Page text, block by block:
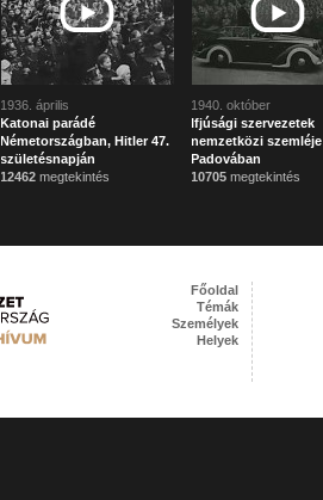
1936. április
Katonai parádé
Németországban, Hitler 47.
születésnapján
12462 megtekintés
1940. október
Ifjúsági szervezetek
nemzetközi szemléje
Padovában
10705 megtekintés
Főoldal
Témák
Személyek
Helyek